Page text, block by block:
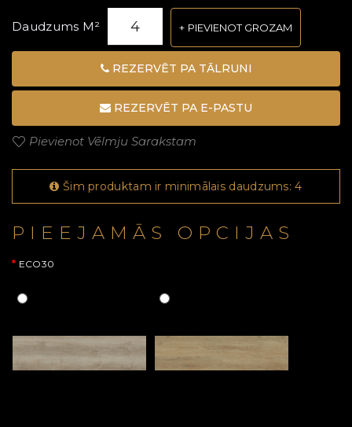
Daudzums M² PIEVIENOT GROZAM
REZERVĒT PA TĀLRUNI
REZERVĒT PA E-PASTU
Pievienot Vēlmju Sarakstam
Šim produktam ir minimālais daudzums: 4
PIEEJAMĀS OPCIJAS
ECO30